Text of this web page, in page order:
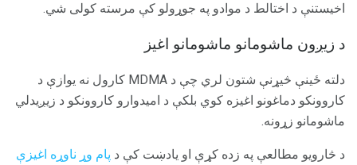
اخیستنې د اختالط د موادو په جوړولو کې مرسته کولی شي.
د زیږون ماشومانو ماشومانو اغیز
دلته ځینې څیړنې شتون لري چې د MDMA کارول نه یوازې د
کاروونکو دماغونو اغیزه کوي بلکې د امیدوارو کاروونکو د زیږیدلي
ماشومانو زړونه.
د څارويو مطالعې په زده کړې او يادښت کې د پام وړ ناوړه اغيزې